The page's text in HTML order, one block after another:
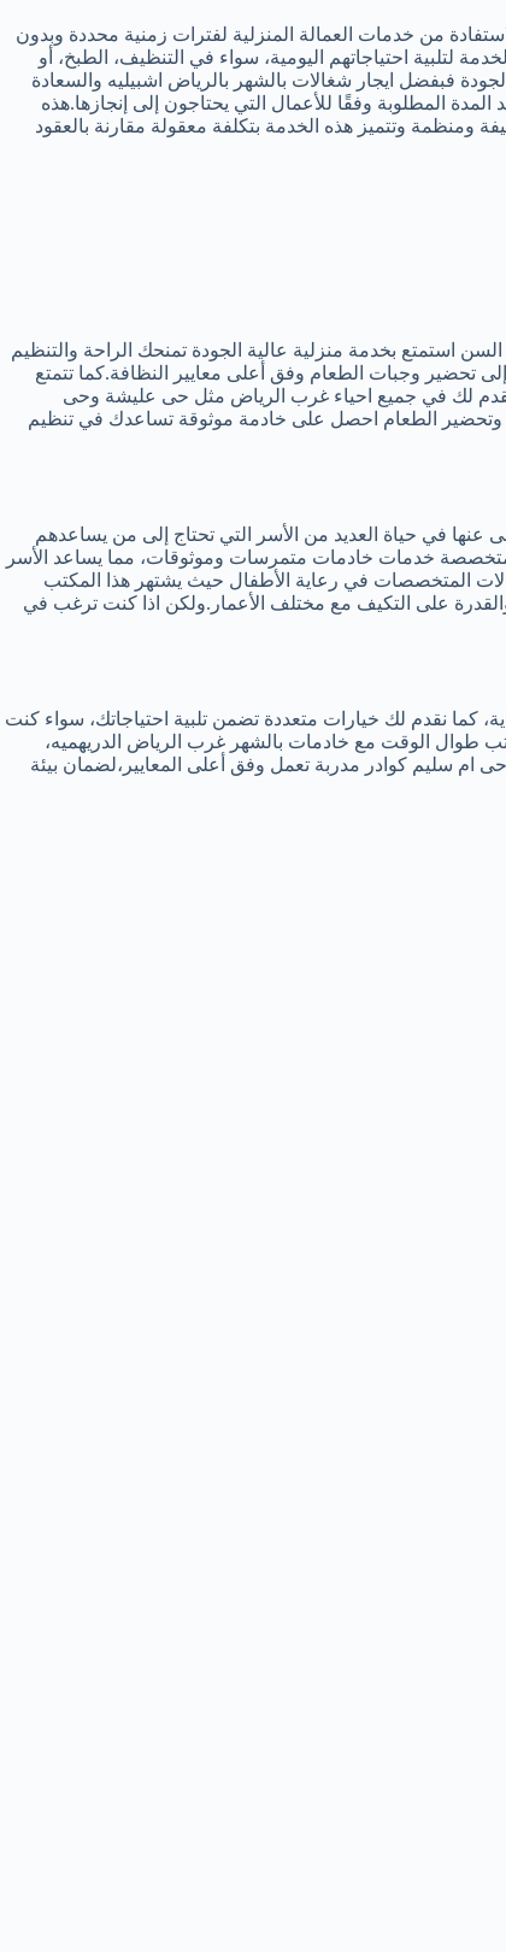
من خدمات العمالة المنزلية لفترات زمنية محددة وبدون
لتلبية احتياجاتهم اليومية، سواء في التنظيف، الطبخ، أو
فبفضل ايجار شغالات بالشهر بالرياض اشبيليه والسعادة
المطلوبة وفقًا للأعمال التي يحتاجون إلى إنجازها.هذه
ومنظمة وتتميز هذه الخدمة بتكلفة معقولة مقارنة بالعقود
السن استمتع بخدمة منزلية عالية الجودة تمنحك الراحة والتنظيم
تحضير وجبات الطعام وفق أعلى معايير النظافة.كما تتمتع
نقدم لك في جميع احياء غرب الرياض مثل حى عليشة وحى
وتحضير الطعام احصل على خادمة موثوقة تساعدك في تنظيم
عنها في حياة العديد من الأسر التي تحتاج إلى من يساعدهم
خدمات خادمات متمرسات وموثوقات، مما يساعد الأسر
المتخصصات في رعاية الأطفال حيث يشتهر هذا المكتب
والقدرة على التكيف مع مختلف الأعمار.ولكن اذا كنت ترغب في
كما نقدم لك خيارات متعددة تضمن تلبية احتياجاتك، سواء كنت
طوال الوقت مع خادمات بالشهر غرب الرياض الدريهميه،
ام سليم كوادر مدربة تعمل وفق أعلى المعايير،لضمان بيئة